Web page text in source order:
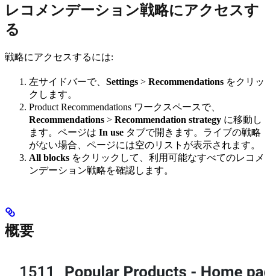
レコメンデーション戦略にアクセスす
る
戦略にアクセスするには:
左サイドバーで、 Settings > Recommendations をクリッ
クします。
Product Recommendations ワークスペースで、
Recommendations > Recommendation strategy に移動し
ます。ページは In use タブで開きます。ライブの戦略
がない場合、ページには空のリストが表示されます。
All blocks をクリックして、利用可能なすべてのレコメ
ンデーション戦略を確認します。
概要